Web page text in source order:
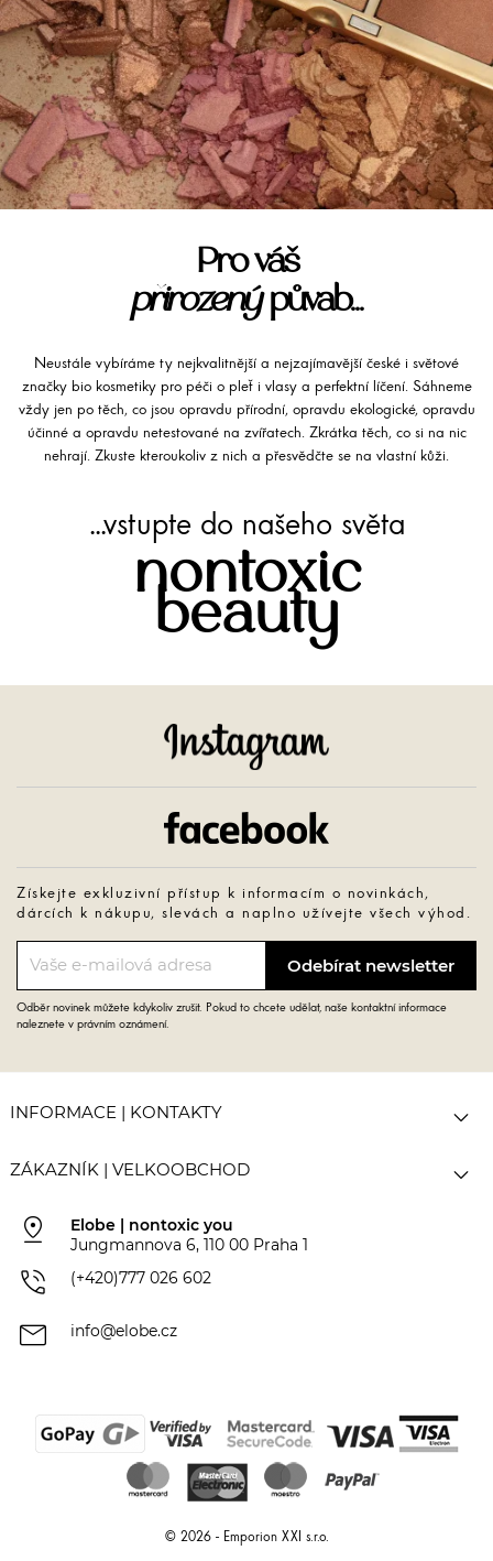
Pro váš
přirozenýpůvab...
Neustále vybíráme ty nejkvalitnější a nejzajímavější české i světové
značky bio kosmetiky pro péči o pleť i vlasy a perfektní líčení. Sáhneme
vždy jen po těch, co jsou opravdu přírodní, opravdu ekologické, opravdu
účinné a opravdu netestované na zvířatech. Zkrátka těch, co si na nic
nehrají. Zkuste kteroukoliv z nich a přesvědčte se na vlastní kůži.
...vstupte do našeho světa
nontoxic
beauty
Získejte exkluzivní přístup k informacím o novinkách,
dárcích k nákupu, slevách a naplno užívejte všech výhod.
Odběr novinek můžete kdykoliv zrušit. Pokud to chcete udělat, naše kontaktní informace
naleznete v právním oznámení.
INFORMACE | KONTAKTY 
ZÁKAZNÍK | VELKOOBCHOD 
pin_drop
Elobe | nontoxic you
Jungmannova 6, 110 00 Praha 1
phone_in_talk (+420)777 026 602
mail info@elobe.cz
© 2026 - Emporion XXI s.r.o.